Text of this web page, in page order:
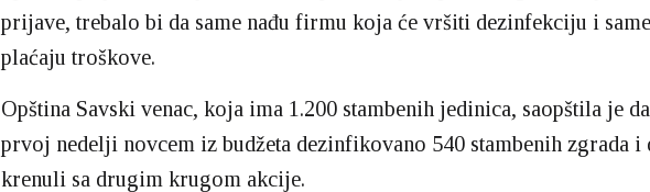
prijave, trebalo bi da same nađu firmu koja će vršiti dezinfekciju i same
plaćaju troškove.
Opština Savski venac, koja ima 1.200 stambenih jedinica, saopštila je
prvoj nedelji novcem iz budžeta dezinfikovano 540 stambenih zgrada i
krenuli sa drugim krugom akcije.